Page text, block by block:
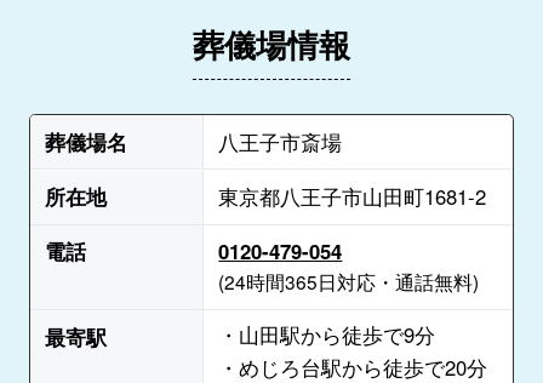
葬儀場情報
葬儀場名
八王子市斎場
所在地
東京都八王子市山田町1681-2
電話
0120-479-054
(24時間365日対応・通話無料)
最寄駅
・山田駅から徒歩で9分
・めじろ台駅から徒歩で20分